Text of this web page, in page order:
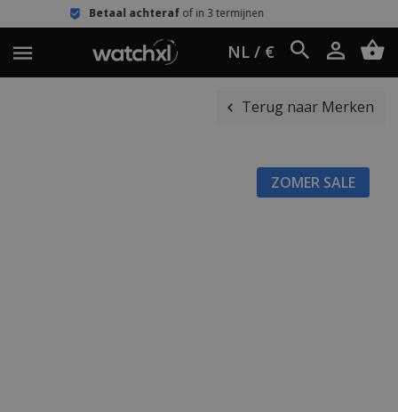
achteraf of in 3 termijnen
NL / €
Terug naar Merken
ZOMER SALE